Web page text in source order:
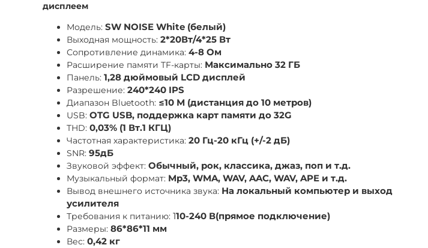
дисплеем
Модель: SW NOISE White (белый)
Выходная мощность: 2*20Вт/4*25 Вт
Сопротивление динамика: 4-8 Ом
Расширение памяти TF-карты: Максимально 32 ГБ
Панель: 1,28 дюймовый LCD дисплей
Разрешение: 240*240 IPS
Диапазон Bluetooth: ≤10 М (дистанция до 10 метров)
USB: OTG USB, поддержка карт памяти до 32G
THD: 0,03% (1 Вт.1 КГЦ)
Частотная характеристика: 20 Гц-20 кГц (+/-2 дБ)
SNR: 95дБ
Звуковой эффект: Обычный, рок, классика, джаз, поп и т.д.
Музыкальный формат: Mp3, WMA, WAV, AAC, WAV, APE и т.д.
Вывод внешнего источника звука: На локальный компьютер и выход
усилителя
Требования к питанию: 110-240 В(прямое подключение)
Размеры: 86*86*11 мм
Вес: 0,42 кг